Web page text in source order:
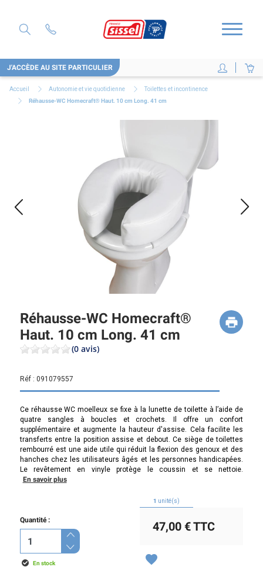
J'ACCÈDE AU SITE PARTICULIER
Accueil Autonomie et vie quotidienne
Toilettes et incontinence
Réhausse-WC Homecraft® Haut. 10 cm Long. 41 cm
Réhausse-WC Homecraft®
Haut. 10 cm Long. 41 cm
(0 avis)
Réf : 091079557
Ce réhausse WC moelleux se fixe à la lunette de toilette à l’aide de
quatre sangles à boucles et crochets. Il offre un confort
supplémentaire et augmente la hauteur d'assise. Cela facilite les
transferts entre la position assise et debout. Ce siège de toilettes
rembourré est une aide utile qui réduit la flexion des genoux et des
hanches chez les utilisateurs âgés et les personnes handicapées.
Le revêtement en vinyle protège le coussin et se nettoie.
En savoir plus
Quantité :
En stock
1 unité(s)
47,00 €TTC
favorite